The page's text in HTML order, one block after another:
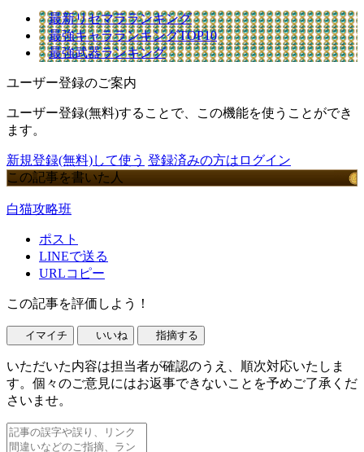
最新リセマラランキング
最強キャラランキングTOP10
最強武器ランキング
ユーザー登録のご案内
ユーザー登録(無料)することで、この機能を使うことができ
ます。
新規登録(無料)して使う 登録済みの方はログイン
この記事を書いた人
白猫攻略班
ポスト
LINEで送る
URLコピー
この記事を評価しよう！
イマイチ いいね 指摘する
いただいた内容は担当者が確認のうえ、順次対応いたしま
す。個々のご意見にはお返事できないことを予めご了承くだ
さいませ。